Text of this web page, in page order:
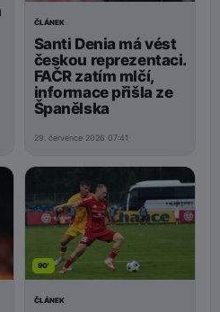
ČLÁNEK
Santi Denia má vést
českou reprezentaci.
FAČR zatím mlčí,
informace přišla ze
Španělska
29. července 2026 07:41
90'
ČLÁNEK